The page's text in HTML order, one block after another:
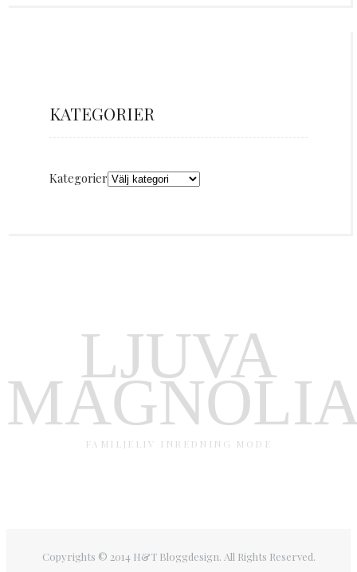
KATEGORIER
Kategorier
LJUVA
FAMILJELIV INREDNING MODE
Copyrights © 2014 H&T Bloggdesign. All Rights Reserved.